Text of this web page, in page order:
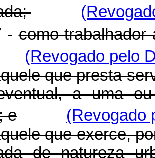
-como trabalhador
(Revogado pelo
que presta
a uma
e
(Revogado
que exerce,
de natureza